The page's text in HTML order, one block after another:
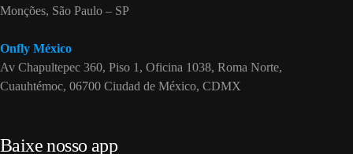
Monções, São Paulo – SP
Onfly México
Av Chapultepec 360, Piso 1, Oficina 1038, Roma Norte,
Cuauhtémoc, 06700 Ciudad de México, CDMX
Baixe nosso app